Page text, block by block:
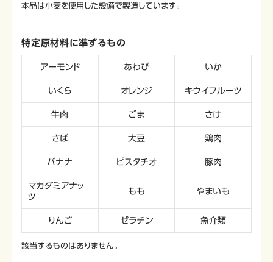
本品は小麦を使用した設備で製造しています。
特定原材料に準ずるもの
アーモンド あわび いか
いくら オレンジ キウイフルーツ
牛肉 ごま さけ
さば 大豆 鶏肉
バナナ ピスタチオ 豚肉
マカダミアナッ
ツ
もも やまいも
りんご ゼラチン 魚介類
該当するものはありません。